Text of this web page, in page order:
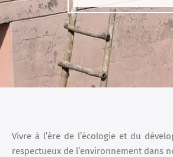
Vivre à l’ère de l’écologie et du
respectueux de l’environnement dans